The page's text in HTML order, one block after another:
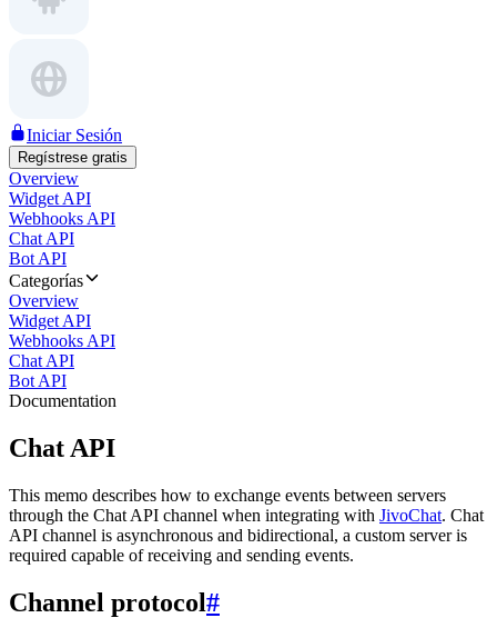
Iniciar Sesión
Regístrese gratis
Overview
Widget API
Webhooks API
Chat API
Bot API
Categorías
Overview
Widget API
Webhooks API
Chat API
Bot API
Documentation
Chat API
This memo describes how to exchange events between servers
through the Chat API channel when integrating with JivoChat. Chat
API channel is asynchronous and bidirectional, a custom server is
required capable of receiving and sending events.
Channel protocol#